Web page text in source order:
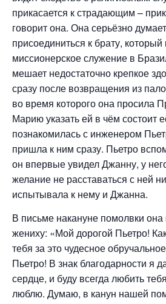
прикасается к страдающим –
говорит она. Она серьёзно
присоединиться к брату, который
миссионерское служение в
мешает недостаточно крепкое
сразу после возвращения из
во время которого она просила
Марию указать ей в чём состоит
познакомилась с инженером
пришла к ним сразу. Пьетро
он впервые увидел Джанну, у
желание не расставаться с ней
испытывала к нему и Джанна.
В письме накануне помолвки она
жениху: «Мой дорогой Пьетро!
тебя за это чудесное
Пьетро! В знак благодарности я
сердце, и буду всегда любить
люблю. Думаю, в канун нашей